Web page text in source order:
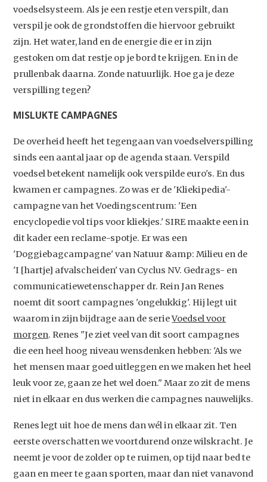
voedselsysteem. Als je een restje eten verspilt, dan
verspil je ook de grondstoffen die hiervoor gebruikt
zijn. Het water, land en de energie die er in zijn
gestoken om dat restje op je bord te krijgen. En in de
prullenbak daarna. Zonde natuurlijk. Hoe ga je deze
verspilling tegen?
MISLUKTE CAMPAGNES
De overheid heeft het tegengaan van voedselverspilling
sinds een aantal jaar op de agenda staan. Verspild
voedsel betekent namelijk ook verspilde euro's. En dus
kwamen er campagnes. Zo was er de 'Kliekipedia'-
campagne van het Voedingscentrum: 'Een
encyclopedie vol tips voor kliekjes.' SIRE maakte een in
dit kader een reclame-spotje. Er was een
'Doggiebagcampagne' van Natuur &amp: Milieu en de
'I [hartje] afvalscheiden' van Cyclus NV. Gedrags- en
communicatiewetenschapper dr. Rein Jan Renes
noemt dit soort campagnes 'ongelukkig'. Hij legt uit
waarom in zijn bijdrage aan de serieVoedsel voor
morgen. Renes "Je ziet veel van dit soort campagnes
die een heel hoog niveau wensdenken hebben: 'Als we
het mensen maar goed uitleggen en we maken het heel
leuk voor ze, gaan ze het wel doen." Maar zo zit de mens
niet in elkaar en dus werken die campagnes nauwelijks.
Renes legt uit hoe de mens dan wél in elkaar zit. Ten
eerste overschatten we voortdurend onze wilskracht. Je
neemt je voor de zolder op te ruimen, op tijd naar bed te
gaan en meer te gaan sporten, maar dan niet vanavond